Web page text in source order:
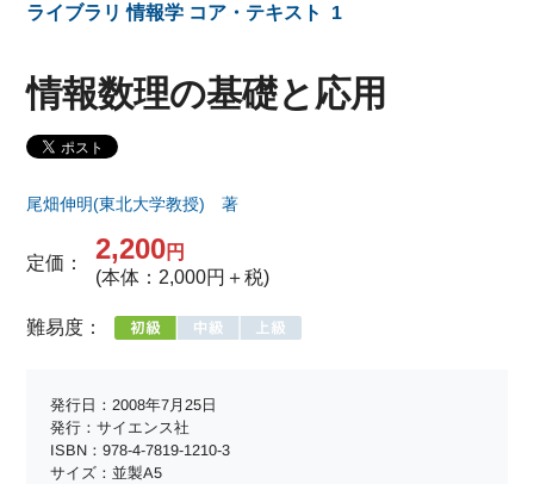
ライブラリ 情報学 コア・テキスト 1
情報数理の基礎と応用
尾畑伸明(東北大学教授) 著
定価： 2,200円
(本体：2,000円＋税)
難易度：
発行日：2008年7月25日
発行：サイエンス社
ISBN：978-4-7819-1210-3
サイズ：並製A5